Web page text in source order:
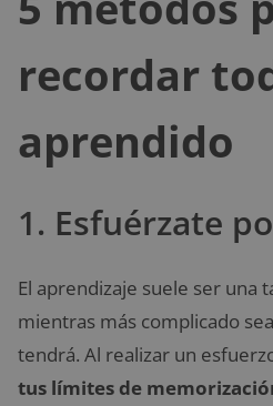
recordar
aprendido
1. Esfuérzate
El aprendizaje suele ser una
mientras más complicado
tendrá. Al realizar un
tus límites de